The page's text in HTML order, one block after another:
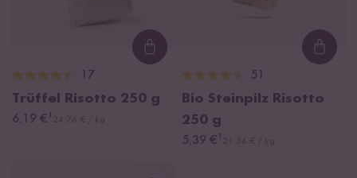
Loading...
17
Trüffel Risotto 250 g
6,19 € ¹
51
Bio Steinpilz Risotto
250 g
5,39 € ¹